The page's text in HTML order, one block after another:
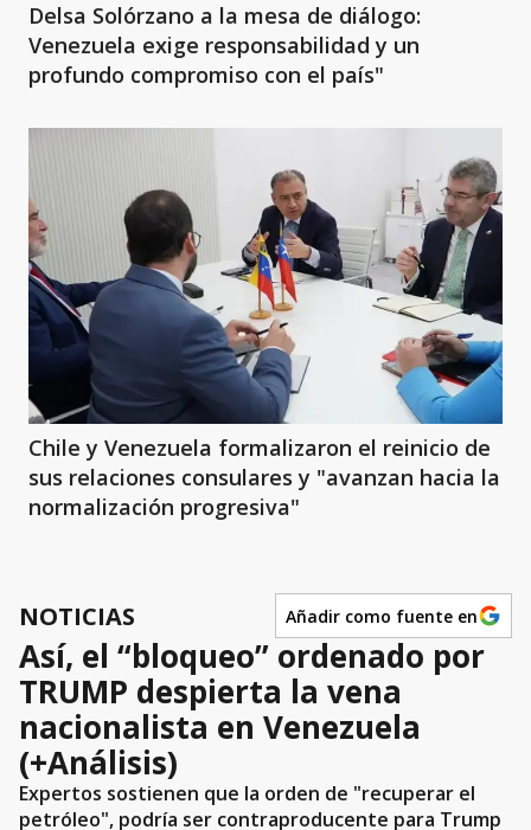
Delsa Solórzano a la mesa de diálogo:
Venezuela exige responsabilidad y un
profundo compromiso con el país"
Chile y Venezuela formalizaron el reinicio de
sus relaciones consulares y "avanzan hacia la
normalización progresiva"
NOTICIAS Añadir como fuente en
Así, el “bloqueo” ordenado por
TRUMP despierta la vena
nacionalista en Venezuela
(+Análisis)
Expertos sostienen que la orden de "recuperar el
petróleo", podría ser contraproducente para Trump